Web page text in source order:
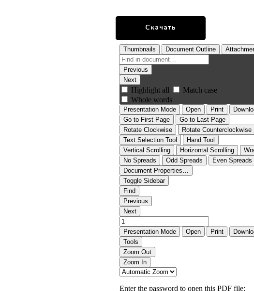
Скачать